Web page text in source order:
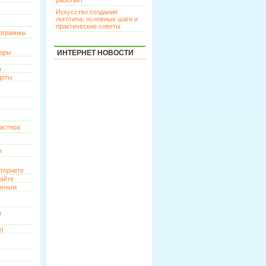
Искусство создания
логотипа: основные шаги и
практические советы
ИНТЕРНЕТ НОВОСТИ